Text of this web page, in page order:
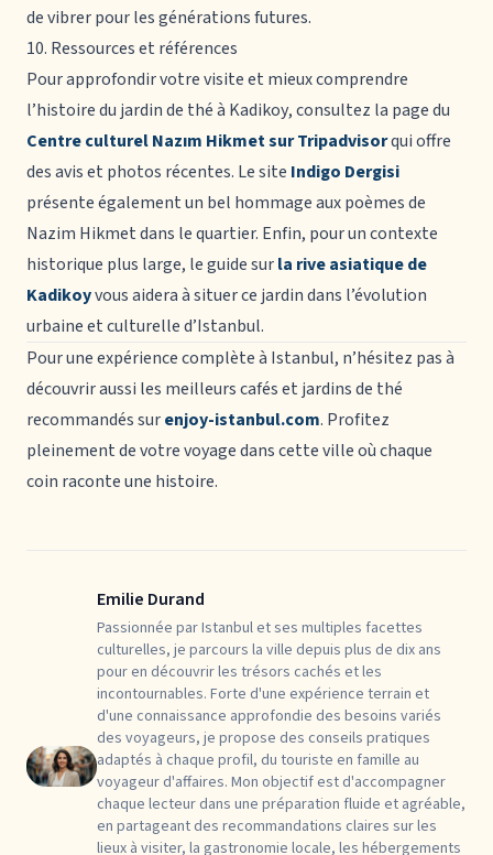
de vibrer pour les générations futures.
10. Ressources et références
Pour approfondir votre visite et mieux comprendre
l’histoire du jardin de thé à Kadikoy, consultez la page du
Centre culturel Nazım Hikmet sur Tripadvisorqui offre
des avis et photos récentes. Le site Indigo Dergisi
présente également un bel hommage aux poèmes de
Nazim Hikmet dans le quartier. Enfin, pour un contexte
historique plus large, le guide surla rive asiatique de
Kadikoyvous aidera à situer ce jardin dans l’évolution
urbaine et culturelle d’Istanbul.
Pour une expérience complète à Istanbul, n’hésitez pas à
découvrir aussi les meilleurs cafés et jardins de thé
recommandés surenjoy-istanbul.com. Profitez
pleinement de votre voyage dans cette ville où chaque
coin raconte une histoire.
Emilie Durand
Passionnée par Istanbul et ses multiples facettes
culturelles, je parcours la ville depuis plus de dix ans
pour en découvrir les trésors cachés et les
incontournables. Forte d'une expérience terrain et
d'une connaissance approfondie des besoins variés
des voyageurs, je propose des conseils pratiques
adaptés à chaque profil, du touriste en famille au
voyageur d'affaires. Mon objectif est d'accompagner
chaque lecteur dans une préparation fluide et agréable,
en partageant des recommandations claires sur les
lieux à visiter, la gastronomie locale, les hébergements